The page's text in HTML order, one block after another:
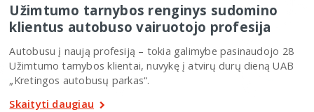
Užimtumo tarnybos renginys sudomino
klientus autobuso vairuotojo profesija
Autobusu į naują profesiją – tokia galimybe pasinaudojo 28
Užimtumo tarnybos klientai, nuvykę į atvirų durų dieną UAB
„Kretingos autobusų parkas“.
Skaityti daugiau